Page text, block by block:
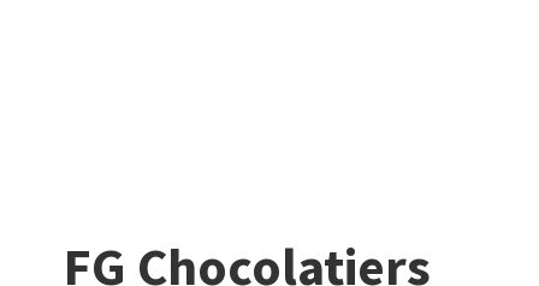
FG Chocolatiers